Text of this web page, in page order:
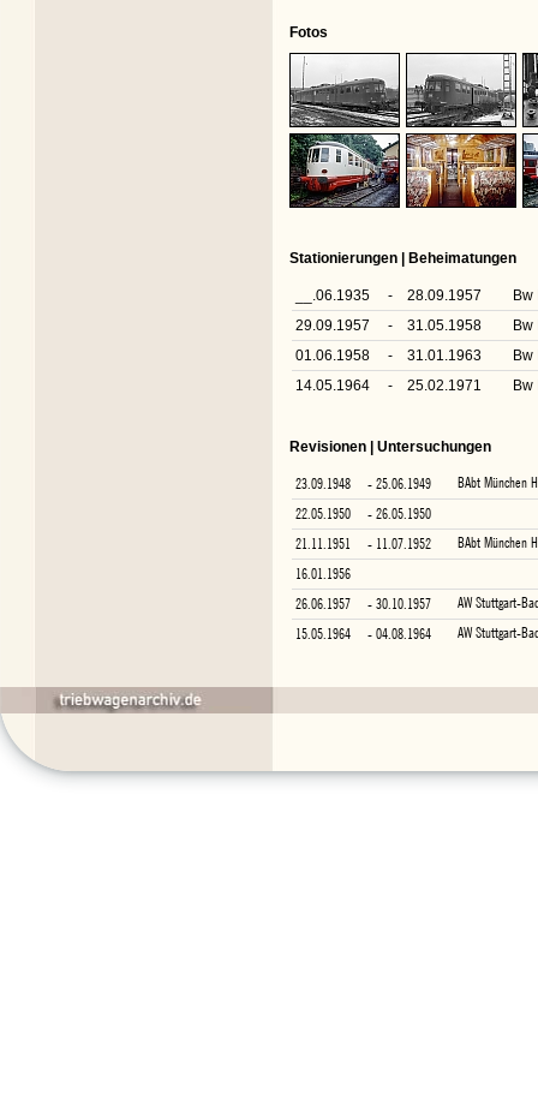
Fotos
Stationierungen | Beheimatungen
__.06.1935 - 28.09.1957
Bw
29.09.1957
- 31.05.1958
Bw
01.06.1958
- 31.01.1963
Bw
14.05.1964
- 25.02.1971 Bw
Revisionen | Untersuchungen
23.09.1948 - 25.06.1949
BAbt München
22.05.1950
- 26.05.1950
21.11.1951
- 11.07.1952
BAbt München
16.01.1956
26.06.1957
- 30.10.1957
AW Stuttgart-
15.05.1964
- 04.08.1964 AW Stuttgart-